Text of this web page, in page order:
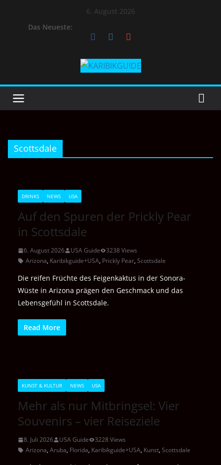
6. August 2026
Das Neueste:
Scottsdale
DRINKS NEWS USA
Auf den Spuren der Prickly Pear
in Scottsdale
6. August 2026 USA Guide
3238 Views
Arizona, Karibikguide+USA, Prickly Pear, Scottsdale
Die reifen Früchte des Feigenkaktus in der Sonora-
Wüste in Arizona prägen den Geschmack und das
Lebensgefühl in Scottsdale.
Read More
KUNST & KULTUR NEWS USA
Mehr als nur Mitbringsel: Vier
Souvenirs – vier Reiseziele
8. Juli 2026 USA Guide
3228 Views
Arizona, Aruba, Florida, Karibikguide+USA, Kunst, Scottsdale